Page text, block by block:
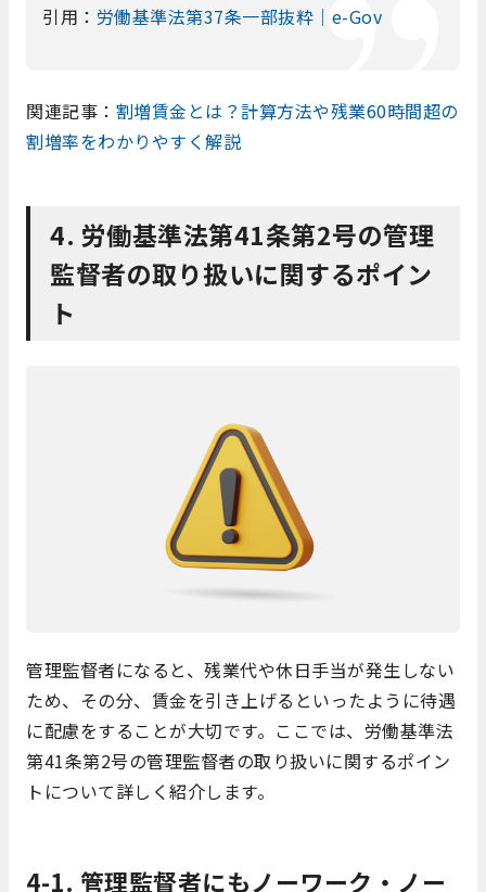
引用： 労働基準法第37条一部抜粋｜e-Gov
関連記事： 割増賃金とは？計算方法や残業60時間超の
割増率をわかりやすく解説
4. 労働基準法第41条第2号の管理
監督者の取り扱いに関するポイン
ト
管理監督者になると、残業代や休日手当が発生しない
ため、その分、賃金を引き上げるといったように待遇
に配慮をすることが大切です。ここでは、労働基準法
第41条第2号の管理監督者の取り扱いに関するポイン
トについて詳しく紹介します。
4-1. 管理監督者にもノーワーク・ノー